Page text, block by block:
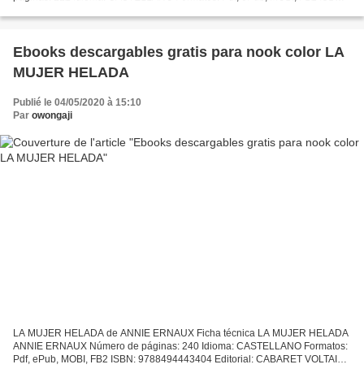
eBook...
Ebooks descargables gratis para nook color LA
MUJER HELADA
Publié le 04/05/2020 à 15:10
Par owongaji
LA MUJER HELADA de ANNIE ERNAUX Ficha técnica LA MUJER HELADA
ANNIE ERNAUX Número de páginas: 240 Idioma: CASTELLANO Formatos:
Pdf, ePub, MOBI, FB2 ISBN: 9788494443404 Editorial: CABARET VOLTAIRE